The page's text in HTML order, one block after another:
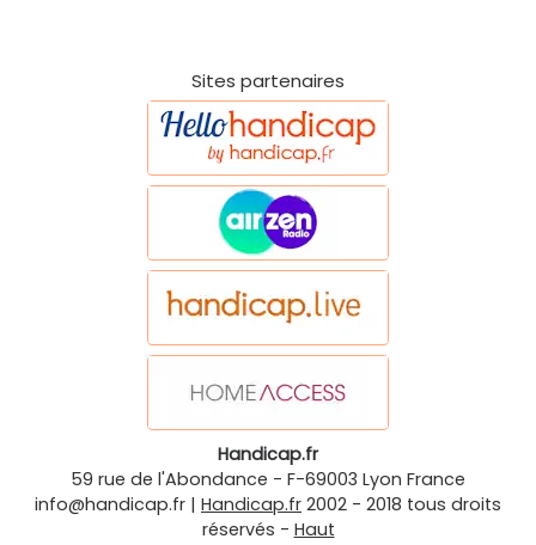
Sites partenaires
Handicap.fr
59 rue de l'Abondance - F-69003 Lyon France
info@handicap.fr | Handicap.fr 2002 - 2018 tous droits
réservés - Haut